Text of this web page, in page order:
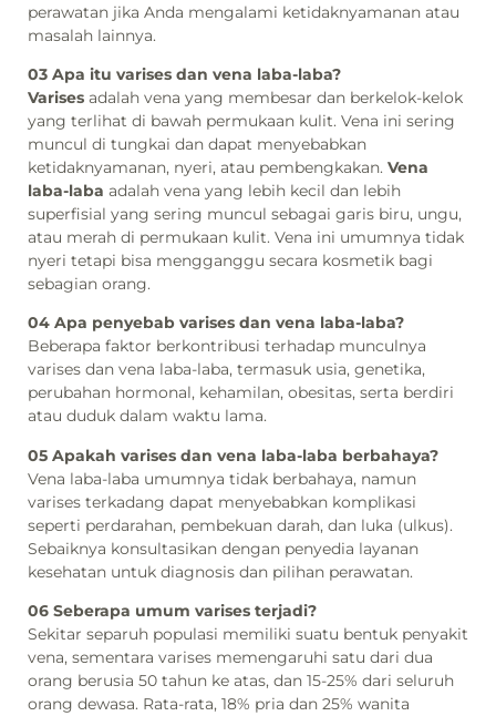
perawatan jika Anda mengalami ketidaknyamanan atau
masalah lainnya.
03 Apa itu varises dan vena laba-laba?
Varises adalah vena yang membesar dan berkelok-kelok
yang terlihat di bawah permukaan kulit. Vena ini sering
muncul di tungkai dan dapat menyebabkan
ketidaknyamanan, nyeri, atau pembengkakan. Vena
laba-laba adalah vena yang lebih kecil dan lebih
superfisial yang sering muncul sebagai garis biru, ungu,
atau merah di permukaan kulit. Vena ini umumnya tidak
nyeri tetapi bisa mengganggu secara kosmetik bagi
sebagian orang.
04 Apa penyebab varises dan vena laba-laba?
Beberapa faktor berkontribusi terhadap munculnya
varises dan vena laba-laba, termasuk usia, genetika,
perubahan hormonal, kehamilan, obesitas, serta berdiri
atau duduk dalam waktu lama.
05 Apakah varises dan vena laba-laba berbahaya?
Vena laba-laba umumnya tidak berbahaya, namun
varises terkadang dapat menyebabkan komplikasi
seperti perdarahan, pembekuan darah, dan luka (ulkus).
Sebaiknya konsultasikan dengan penyedia layanan
kesehatan untuk diagnosis dan pilihan perawatan.
06 Seberapa umum varises terjadi?
Sekitar separuh populasi memiliki suatu bentuk penyakit
vena, sementara varises memengaruhi satu dari dua
orang berusia 50 tahun ke atas, dan 15-25% dari seluruh
orang dewasa. Rata-rata, 18% pria dan 25% wanita